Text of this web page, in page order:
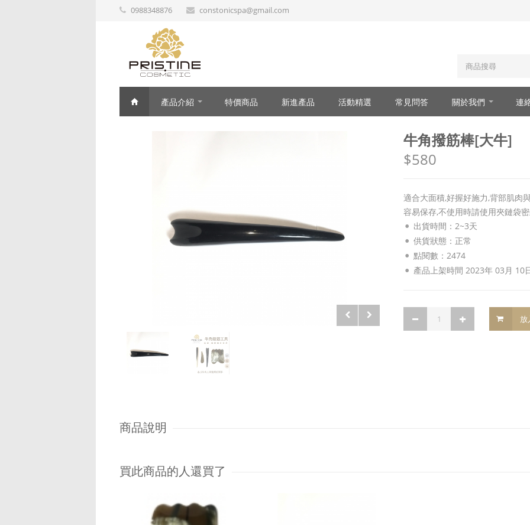
0988348876 constonicspa@gmail.com
產品介紹 特價商品 新進產品 活動精選 常見問答 關於我們 連
牛角撥筋棒[大牛]
$580
適合大面積,好握好施力,背部肌肉
容易保存,不使用時請使用夾鏈袋
出貨時間：2~3天
供貨狀態： 正常
點閱數：2474
產品上架時間 2023年 03月 10
放
商品說明
買此商品的人還買了